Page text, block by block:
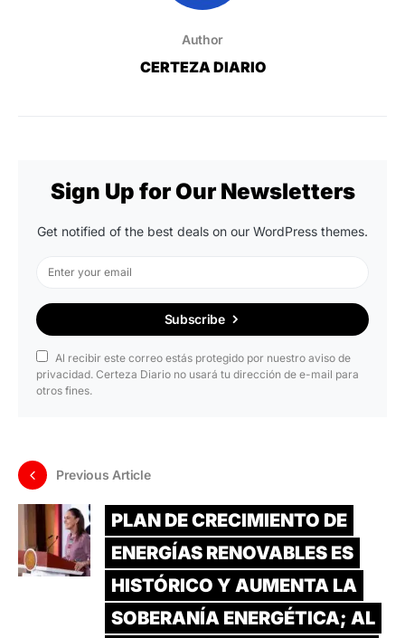
Author
CERTEZA DIARIO
Sign Up for Our Newsletters
Get notified of the best deals on our WordPress themes.
Subscribe
Al recibir este correo estás protegido por nuestro aviso de
privacidad. Certeza Diario no usará tu dirección de e-mail para
otros fines.
Previous Article
PLAN DE CRECIMIENTO DE
ENERGÍAS RENOVABLES ES
HISTÓRICO Y AUMENTA LA
SOBERANÍA ENERGÉTICA; AL